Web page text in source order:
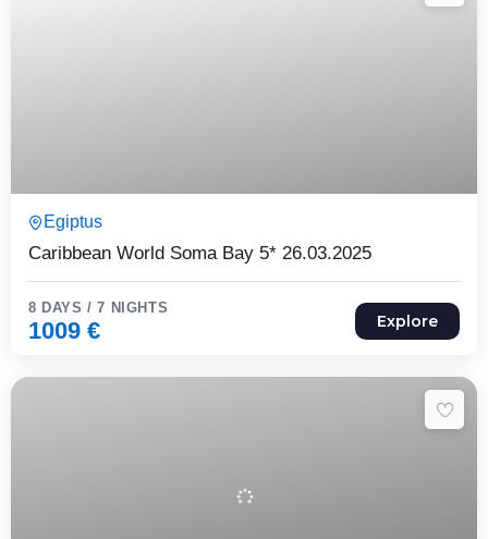
Egiptus
Caribbean World Soma Bay 5* 26.03.2025
8 DAYS / 7 NIGHTS
1009 € Explore